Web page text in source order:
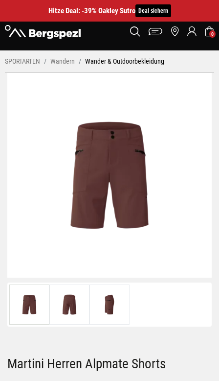
Hitze Deal: -39% Oakley Sutro Deal sichern
0
SPORTARTEN Wandern Wander & Outdoorbekleidung
Martini Herren Alpmate Shorts